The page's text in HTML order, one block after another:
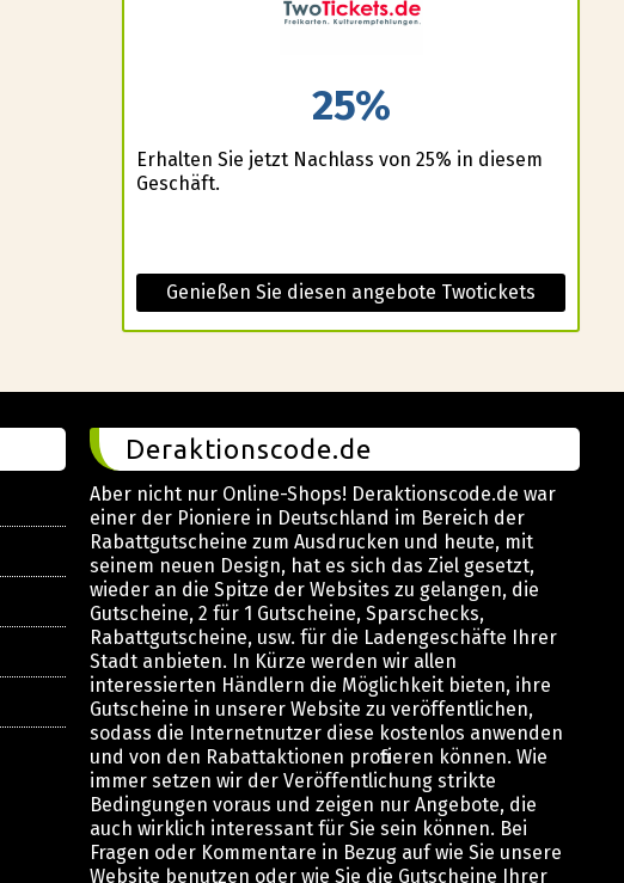
25%
Erhalten Sie jetzt Nachlass von 25% in diesem
Geschäft.
Genießen Sie diesen angebote Twotickets
Deraktionscode.de
Aber nicht nur Online-Shops! Deraktionscode.de war
einer der Pioniere in Deutschland im Bereich der
Rabattgutscheine zum Ausdrucken und heute, mit
seinem neuen Design, hat es sich das Ziel gesetzt,
wieder an die Spitze der Websites zu gelangen, die
Gutscheine, 2 für 1 Gutscheine, Sparschecks,
Rabattgutscheine, usw. für die Ladengeschäfte Ihrer
Stadt anbieten. In Kürze werden wir allen
interessierten Händlern die Möglichkeit bieten, ihre
Gutscheine in unserer Website zu veröffentlichen,
sodass die Internetnutzer diese kostenlos anwenden
und von den Rabattaktionen profitieren können. Wie
immer setzen wir der Veröffentlichung strikte
Bedingungen voraus und zeigen nur Angebote, die
auch wirklich interessant für Sie sein können. Bei
Fragen oder Kommentare in Bezug auf wie Sie unsere
Website benutzen oder wie Sie die Gutscheine Ihrer